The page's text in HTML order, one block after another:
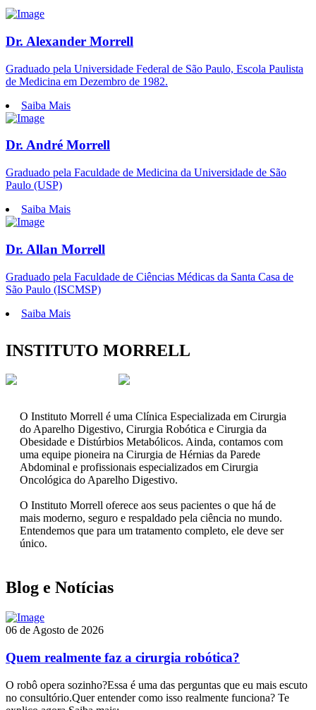
Dr. Alexander Morrell
Graduado pela Universidade Federal de São Paulo, Escola Paulista
de Medicina em Dezembro de 1982.
Saiba Mais
Dr. André Morrell
Graduado pela Faculdade de Medicina da Universidade de São
Paulo (USP)
Saiba Mais
Dr. Allan Morrell
Graduado pela Faculdade de Ciências Médicas da Santa Casa de
São Paulo (ISCMSP)
Saiba Mais
INSTITUTO MORRELL
O Instituto Morrell é uma Clínica Especializada em Cirurgia
do Aparelho Digestivo, Cirurgia Robótica e Cirurgia da
Obesidade e Distúrbios Metabólicos. Ainda, contamos com
uma equipe pioneira na Cirurgia de Hérnias da Parede
Abdominal e profissionais especializados em Cirurgia
Oncológica do Aparelho Digestivo.
O Instituto Morrell oferece aos seus pacientes o que há de
mais moderno, seguro e respaldado pela ciência no mundo.
Entendemos que para um tratamento completo, ele deve ser
único.
Blog e Notícias
06 de Agosto de 2026
Quem realmente faz a cirurgia robótica?
O robô opera sozinho?Essa é uma das perguntas que eu mais escuto
no consultório.Quer entender como isso realmente funciona? Te